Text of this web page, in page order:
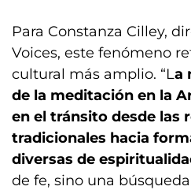
Para Constanza Cilley,
Voices, este fenómeno
cultural más amplio. “La
de la meditación en la
en el tránsito desde las
tradicionales hacia
diversas de
de fe, sino una